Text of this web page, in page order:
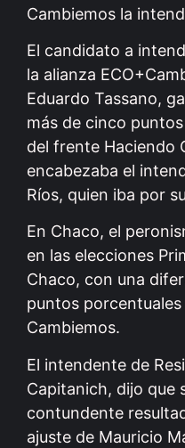
Cambiemos la
El candidato a
la alianza
Eduardo Tassano,
más de cinco
del frente Haciendo
encabezaba el
Ríos, quien iba por
En Chaco, el
en las elecciones
Chaco, con una
puntos
Cambiemos.
El intendente de
Capitanich, dijo que
contundente
ajuste de Mauricio